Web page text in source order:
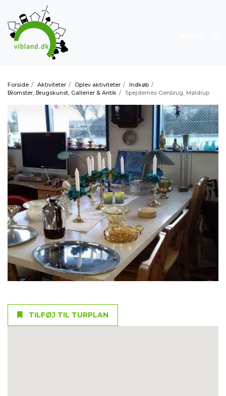
Forside / Aktiviteter / Oplev aktiviteter / Indkøb /
Blomster, Brugskunst, Gallerier & Antik / Spejdernes Genbrug, Møldrup
TILFØJ TIL TURPLAN